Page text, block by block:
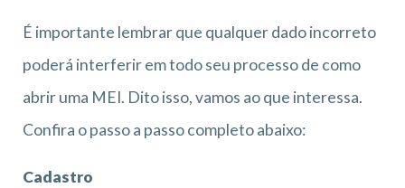
É importante lembrar que qualquer dado incorreto
poderá interferir em todo seu processo de como
abrir uma MEI. Dito isso, vamos ao que interessa.
Confira o passo a passo completo abaixo:
Cadastro